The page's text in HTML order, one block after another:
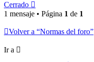
Cerrado
1 mensaje • Página 1 de 1
Volver a “Normas del foro”
Ir a